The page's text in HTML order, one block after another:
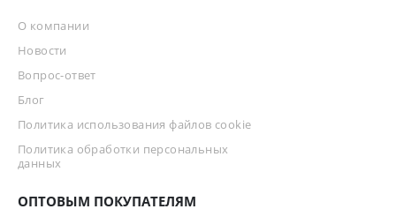
О компании
Новости
Вопрос-ответ
Блог
Политика использования файлов cookie
Политика обработки персональных
данных
ОПТОВЫМ ПОКУПАТЕЛЯМ